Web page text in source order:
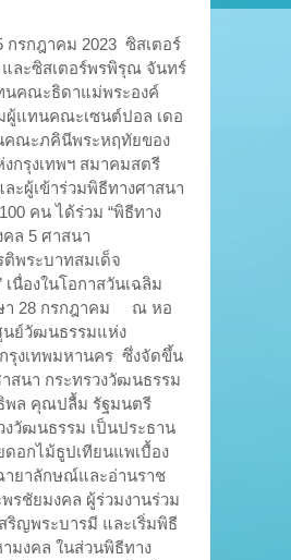
กรกฎาคม 2023 ซิสเตอร์
ละซิสเตอร์พรพิรุณ จันทร์
นคณะธิดาแม่พระองค์
แทนคณะเซนต์ปอล เดอ
ณะภคินีพระหฤทัยของ
งกรุงเทพฯ สมาคมสตรี
ะผู้เข้าร่วมพิธีทางศาสนา
คน ได้ร่วม “พิธีทาง
ล 5 ศาสนา
ติพระบาทสมเด็จ
เนื่องในโอกาสวันเฉลิม
า 28 กรกฎาคม ณ หอ
ย์วัฒนธรรมแห่ง
รุงเทพมหานคร ซึ่งจัดขึ้น
สนา กระทรวงวัฒนธรรม
พล คุณปลื้ม รัฐมนตรี
งวัฒนธรรม เป็นประธาน
ดอกไม้ธูปเทียนแพเบื้อง
ายาลักษณ์และอ่านราช
รชัยมงคล ผู้ร่วมงานร่วม
สริญพระบารมี และเริ่มพิธี
มงคล ในส่วนพิธีทาง